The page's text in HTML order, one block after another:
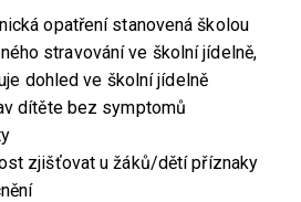
opatření stanovená školou
stravování ve školní jídelně,
dohled ve školní jídelně
dítěte bez symptomů
zjišťovat u žáků/dětí příznaky